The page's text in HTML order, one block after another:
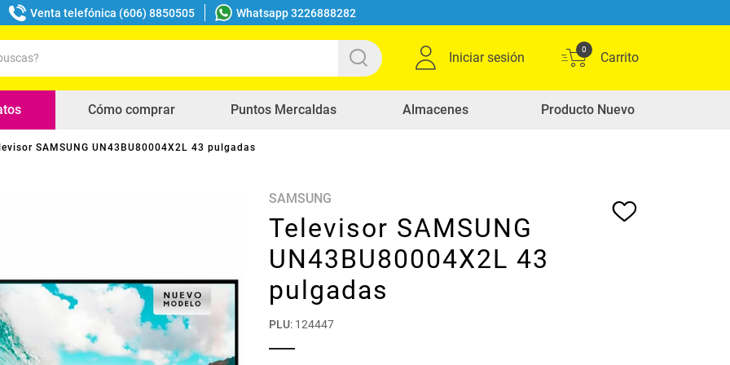
Venta telefónica (606) 8850505 Whatsapp 3226888282
Iniciar sesión
0
Cómo comprar Puntos Mercaldas Almacenes Producto Nuevo
SAMSUNG UN43BU80004X2L 43 pulgadas
SAMSUNG
Televisor SAMSUNG
UN43BU80004X2L 43
pulgadas
PLU: 124447
buscados